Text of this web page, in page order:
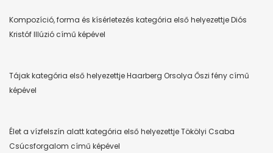
Kompozíció, forma és kísérletezés kategória első helyezettje Diós
Kristóf Illúzió című képével
Tájak kategória első helyezettje Haarberg Orsolya Őszi fény című
képével
Élet a vízfelszín alatt kategória első helyezettje Tökölyi Csaba
Csúcsforgalom című képével